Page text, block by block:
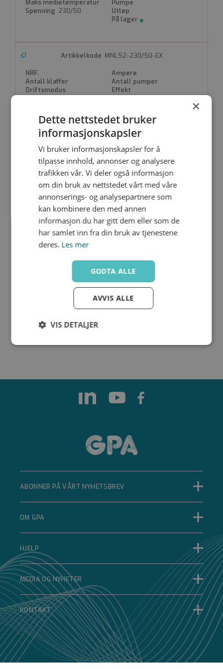
Beskyttelsesklasse: IP 65
Spenning: 220/50, 110/50, 24/50, 24 VDC, 12 VDC
Produktdatablad
230/50
MNL52-230/50-EX
MNL52-24/50
ABONNER PÅ VÅRT NYHETSBREV
OM GPA
HJELP
MEDIA OG NYHETER
KONTAKT
×
Dette nettstedet bruker
informasjonskapsler
Vi bruker informasjonskapsler for å
tilpasse innhold, annonser og analysere
trafikken vår. Vi deler også informasjon
om din bruk av nettstedet vårt med våre
annonserings- og analysepartnere som
kan kombinere den med annen
informasjon du har gitt dem eller som de
har samlet inn fra din bruk av tjenestene
deres. Les mer
GODTA ALLE
AVVIS ALLE
VIS DETALJER
Strengt
Ytelse Målretting
Funksjonalitet Ugradert
kjernefunksjoner på nettstedet, som
Beskrivelse
__cf_bm
Cloudflare Inc.
.hubspot.com
29 minutter 33
sekunder
Denne
informasjonskapselen
brukes til å skille
mellom mennesker
og roboter. Dette er
gunstig for nettstedet
for å kunne lage